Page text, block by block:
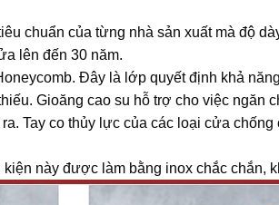
chuẩn của từng nhà sản xuất mà độ
lên đến 30 năm.
Đây là lớp quyết định khả
Gioăng cao su hỗ trợ cho việc ngăn
Tay co thủy lực của các loại cửa
này được làm bằng inox chắc chắn,